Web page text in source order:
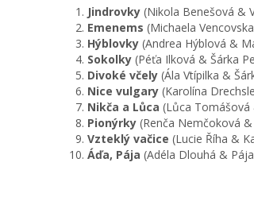
Jindrovky (Nikola Benešová &
Emenems (Michaela
Hýblovky (Andrea Hýblová &
Sokolky (Péťa Ilková & Šárka
Divoké včely(Ála Vtípilka &
Nice vulgary (Karolína
Nikča a Lůca (Lůca Tomášová
Pionýrky (Renča Nemčoková
Vzteklý vačice (Lucie Říha &
Áďa, Pája (Adéla Dlouhá &